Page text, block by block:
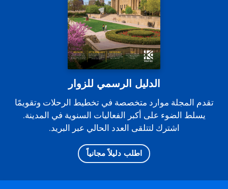
الدليل الرسمي للزوار
تقدم المجلة موارد متخصصة في تخطيط الرحلات وتقويمًا
يسلط الضوء على أكبر الفعاليات السنوية في المدينة.
اشترك لتتلقى العدد الحالي عبر البريد.
اطلب دليلاً مجانياً